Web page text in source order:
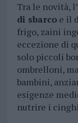
Tra le novità,
di sbarcoe il
frigo, zaini
eccezione di
solo piccoli
ombrelloni,
bambini,
esigenze
nutrire i